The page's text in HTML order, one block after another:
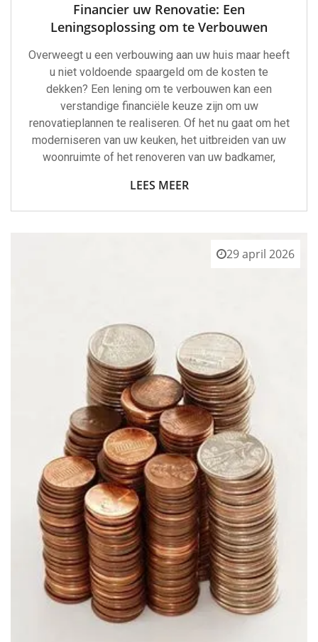
Financier uw Renovatie: Een
Leningsoplossing om te Verbouwen
Overweegt u een verbouwing aan uw huis maar heeft
u niet voldoende spaargeld om de kosten te
dekken? Een lening om te verbouwen kan een
verstandige financiële keuze zijn om uw
renovatieplannen te realiseren. Of het nu gaat om het
moderniseren van uw keuken, het uitbreiden van uw
woonruimte of het renoveren van uw badkamer,
LEES MEER
29 april 2026